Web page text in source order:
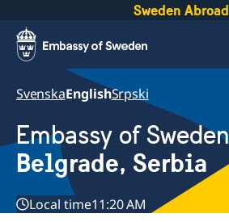
Sweden Abroad
SvenskaEnglishSrpski
Embassy of Sweden
Belgrade, Serbia
Local time11:20 AM